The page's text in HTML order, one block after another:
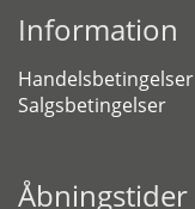
Information
Handelsbetingelser
Salgsbetingelser
Åbningstider